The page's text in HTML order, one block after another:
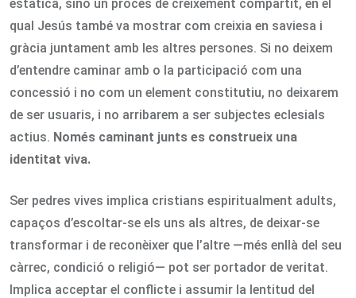
estàtica, sinó un procés de creixement compartit, en el
qual Jesús també va mostrar com creixia en saviesa i
gràcia juntament amb les altres persones. Si no deixem
d’entendre caminar amb o la participació com una
concessió i no com un element constitutiu, no deixarem
de ser usuaris, i no arribarem a ser subjectes eclesials
actius. Només caminant junts es construeix una
identitat viva.
Ser pedres vives implica cristians espiritualment adults,
capaços d’escoltar-se els uns als altres, de deixar-se
transformar i de reconèixer que l’altre —més enllà del seu
càrrec, condició o religió— pot ser portador de veritat.
Implica acceptar el conflicte i assumir la lentitud del